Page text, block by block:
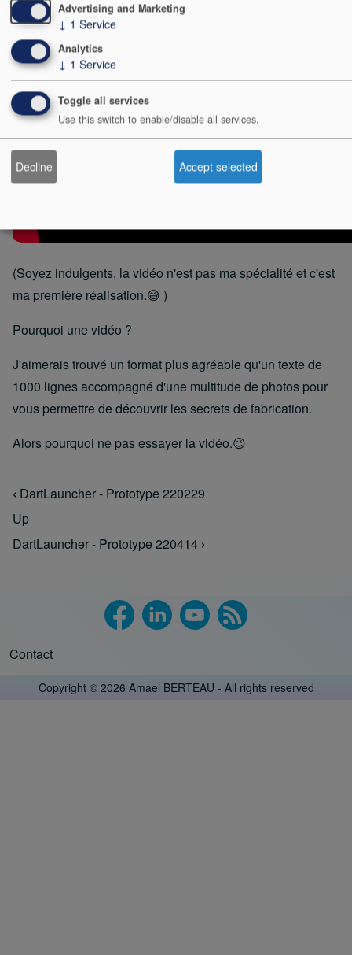
(Soyez indulgents, la vidéo n'est pas ma spécialité et c'est
ma première réalisation.😅 )
Pourquoi une vidéo ?
J'aimerais trouvé un format plus agréable qu'un texte de
1000 lignes accompagné d'une multitude de photos pour
vous permettre de découvrir les secrets de fabrication.
Alors pourquoi ne pas essayer la vidéo.😉
Book traversal links for Dart Launcher
‹ DartLauncher - Prototype 220229
Up
DartLauncher - Prototype 220414 ›
Footer menu
Contact
Copyright © 2026 Amael BERTEAU - All rights reserved
Advertising and Marketing
↓ 1 Service
Analytics
↓ 1 Service
Toggle all services
Use this switch to enable/disable all services.
Decline Accept selected